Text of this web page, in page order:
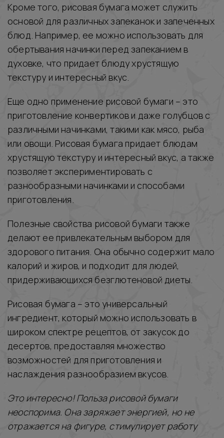
Кроме того, рисовая бумага может служить
основой для различных запеканок и запеченных
блюд. Например, ее можно использовать для
обертывания начинки перед запеканием в
духовке, что придает блюду хрустящую
текстуру и интересный вкус.
Еще одно применение рисовой бумаги – это
приготовление конвертиков и даже голубцов с
различными начинками, такими как мясо, рыба
или овощи. Рисовая бумага придает блюдам
хрустящую текстуру и интересный вкус, а также
позволяет экспериментировать с
разнообразными начинками и способами
приготовления.
Полезные свойства рисовой бумаги также
делают ее привлекательным выбором для
здорового питания. Она обычно содержит мало
калорий и жиров, и подходит для людей,
придерживающихся безглютеновой диеты.
Рисовая бумага – это универсальный
ингредиент, который можно использовать в
широком спектре рецептов, от закусок до
десертов, предоставляя множество
возможностей для приготовления и
наслаждения разнообразием вкусов.
Это интересно! Польза рисовой бумаги
неоспорима. Она заряжает энергией, но не
отражается на фигуре, стимулирует работу